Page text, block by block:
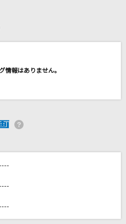
みたい(Animelo Summ
Ver.)
・ランキングなど